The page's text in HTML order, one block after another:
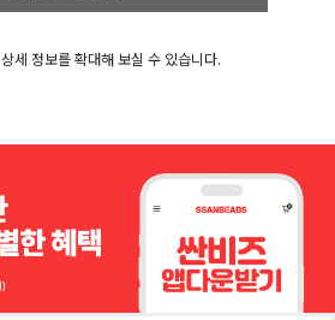
상세 정보를 확대해 보실 수 있습니다.